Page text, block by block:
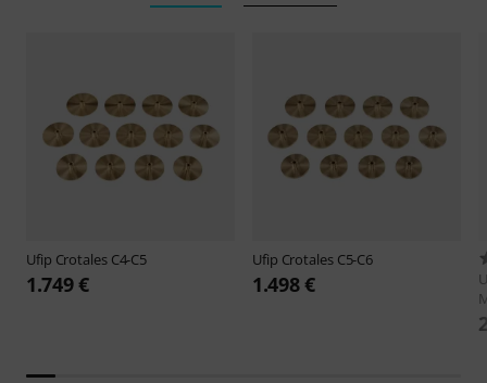
Ufip Crotales C4-C5
1.749 €
Ufip Crotales C5-C6
1.498 €